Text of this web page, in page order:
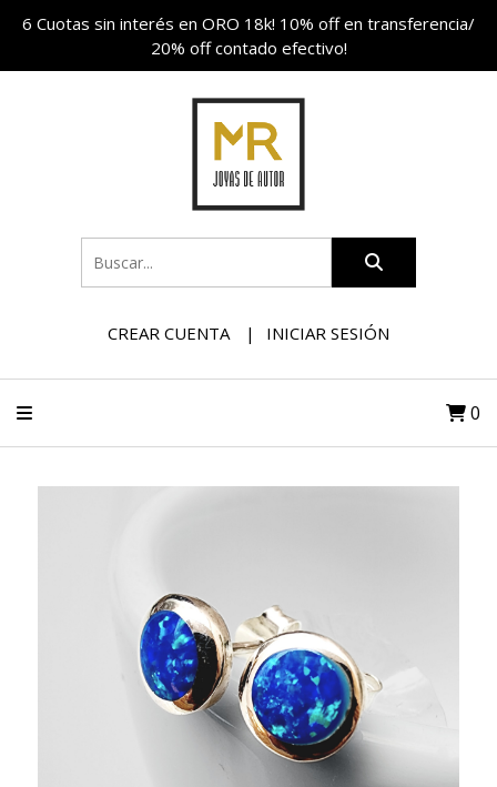
6 Cuotas sin interés en ORO 18k! 10% off en transferencia/
20% off contado efectivo!
CREAR CUENTA INICIAR SESIÓN
0